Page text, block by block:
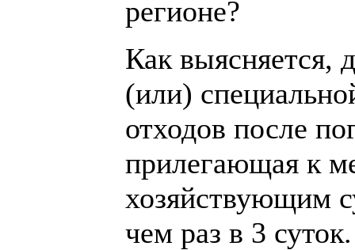
регионе?
Как выясняется,
(или)
отходов после
прилегающая к
хозяйствующим
чем раз в 3